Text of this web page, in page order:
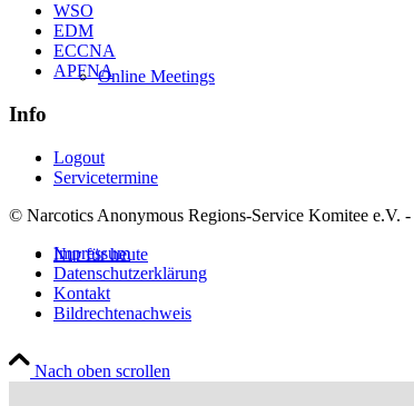
Online Meetings
Nur für heute
WSO
EDM
ECCNA
APFNA
Info
Logout
Servicetermine
© Narcotics Anonymous Regions-Service Komitee e.V. -
Impressum
Datenschutzerklärung
Kontakt
Bildrechtenachweis
Nach oben scrollen